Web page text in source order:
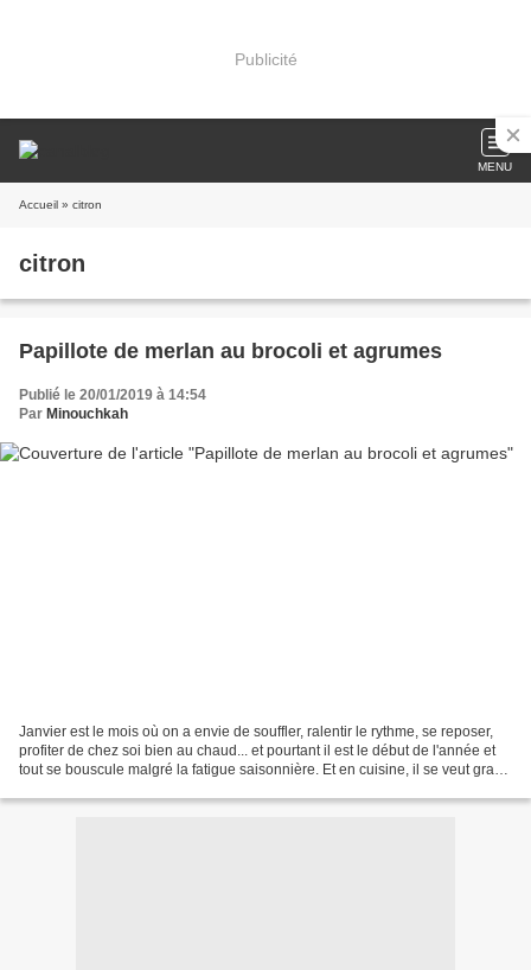
Publicité
MENU
Accueil » citron
citron
Papillote de merlan au brocoli et agrumes
Publié le 20/01/2019 à 14:54
Par Minouchkah
Janvier est le mois où on a envie de souffler, ralentir le rythme, se reposer,
profiter de chez soi bien au chaud... et pourtant il est le début de l'année et
tout se bouscule malgré la fatigue saisonnière. Et en cuisine, il se veut gras,